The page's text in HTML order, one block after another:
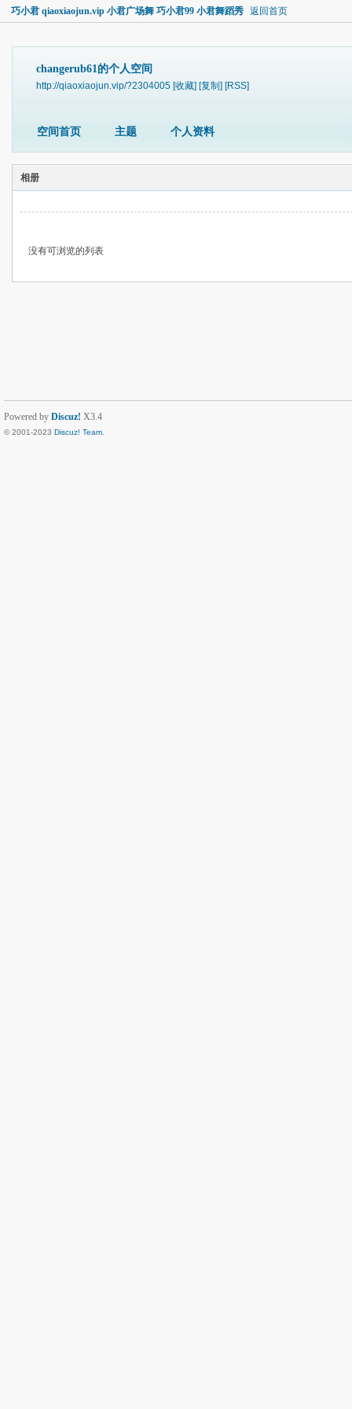
巧小君 qiaoxiaojun.vip 小君广场舞 巧小君99 小君舞蹈秀 返回首页
changerub61的个人空间
http://qiaoxiaojun.vip/?2304005 [收藏] [复制] [RSS]
空间首页 主题 个人资料
相册
没有可浏览的列表
Powered by Discuz! X3.4
© 2001-2023 Discuz! Team